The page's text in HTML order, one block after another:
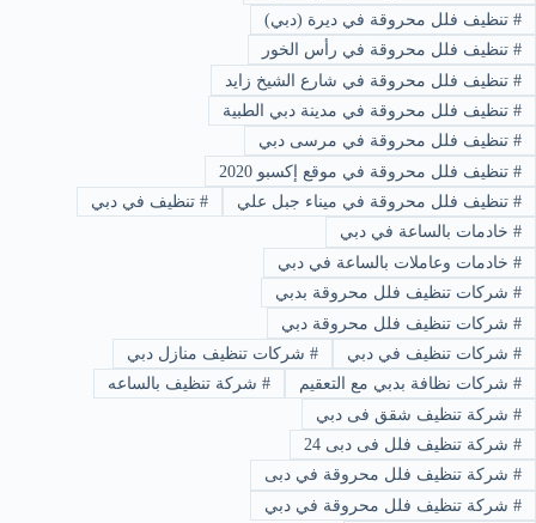
#تنظيف فلل محروقة في ديرة (دبي)
#تنظيف فلل محروقة في رأس الخور
#تنظيف فلل محروقة في شارع الشيخ زايد
#تنظيف فلل محروقة في مدينة دبي الطبية
#تنظيف فلل محروقة في مرسى دبي
#تنظيف فلل محروقة في موقع إكسبو 2020
#تنظيف فلل محروقة في ميناء جبل علي #تنظيف في دبي
#خادمات بالساعة في دبي
#خادمات وعاملات بالساعة في دبي
#شركات تنظيف فلل محروقة بدبي
#شركات تنظيف فلل محروقة دبي
#شركات تنظيف في دبي #شركات تنظيف منازل دبي
#شركات نظافة بدبي مع التعقيم #شركة تنظيف بالساعه
#شركة تنظيف شقق فى دبي
#شركة تنظيف فلل فى دبى 24
#شركة تنظيف فلل محروقة في دبى
#شركة تنظيف فلل محروقة في دبي